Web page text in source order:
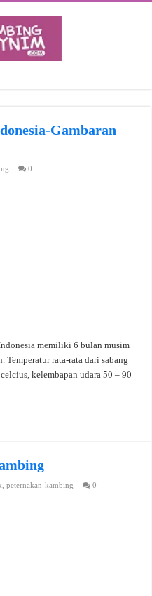
Gambaran
0
memiliki 6 bulan musim
Temperatur rata-rata dari sabang
kelembapan udara 50 – 90
,peternakan-kambing 0